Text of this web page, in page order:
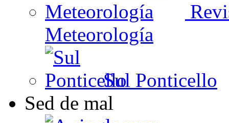
Meteorología
Sul Ponticello
Sed de mal